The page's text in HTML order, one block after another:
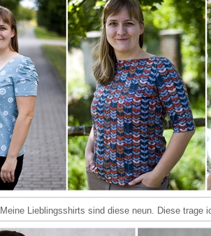
Meine Lieblingsshirts sind diese neun. Diese trage